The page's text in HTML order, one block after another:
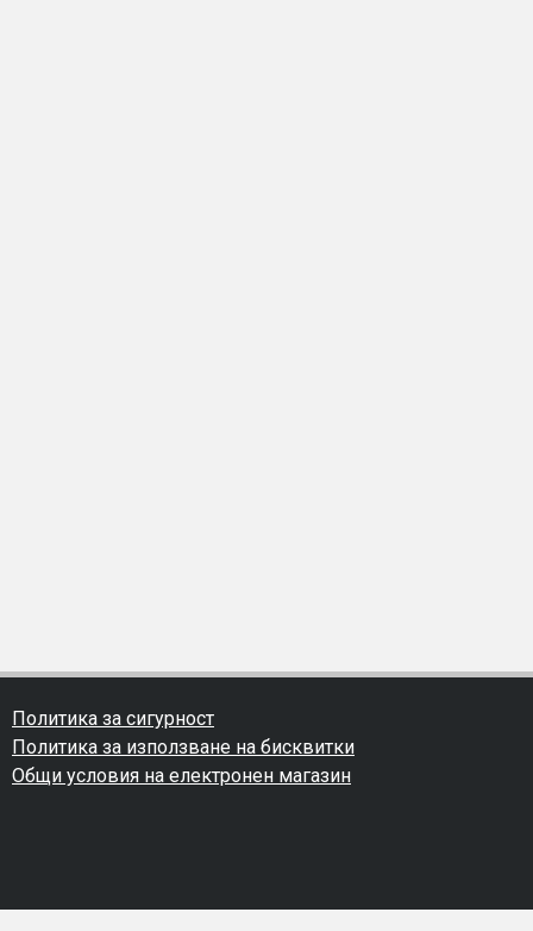
Политика за сигурност
Политика за използване на бисквитки
Общи условия на електронен магазин